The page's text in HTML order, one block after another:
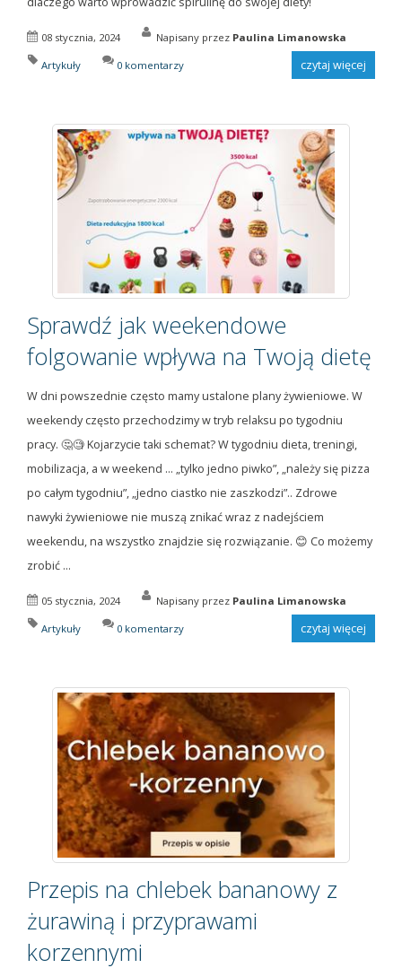
08 stycznia, 2024 Napisany przez Paulina Limanowska
Artykuły 0 komentarzy czytaj więcej
Sprawdź jak weekendowe
folgowanie wpływa na Twoją dietę
W dni powszednie często mamy ustalone plany żywieniowe. W
weekendy często przechodzimy w tryb relaksu po tygodniu
pracy. 🤔🧐 Kojarzycie taki schemat? W tygodniu dieta, treningi,
mobilizacja, a w weekend ... „tylko jedno piwko”, „należy się pizza
po całym tygodniu”, „jedno ciastko nie zaszkodzi”.. Zdrowe
nawyki żywieniowe nie muszą znikać wraz z nadejściem
weekendu, na wszystko znajdzie się rozwiązanie. 😊 Co możemy
zrobić ...
05 stycznia, 2024 Napisany przez Paulina Limanowska
Artykuły 0 komentarzy czytaj więcej
Przepis na chlebek bananowy z
żurawiną i przyprawami
korzennymi